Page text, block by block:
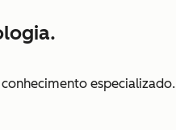
especializado.